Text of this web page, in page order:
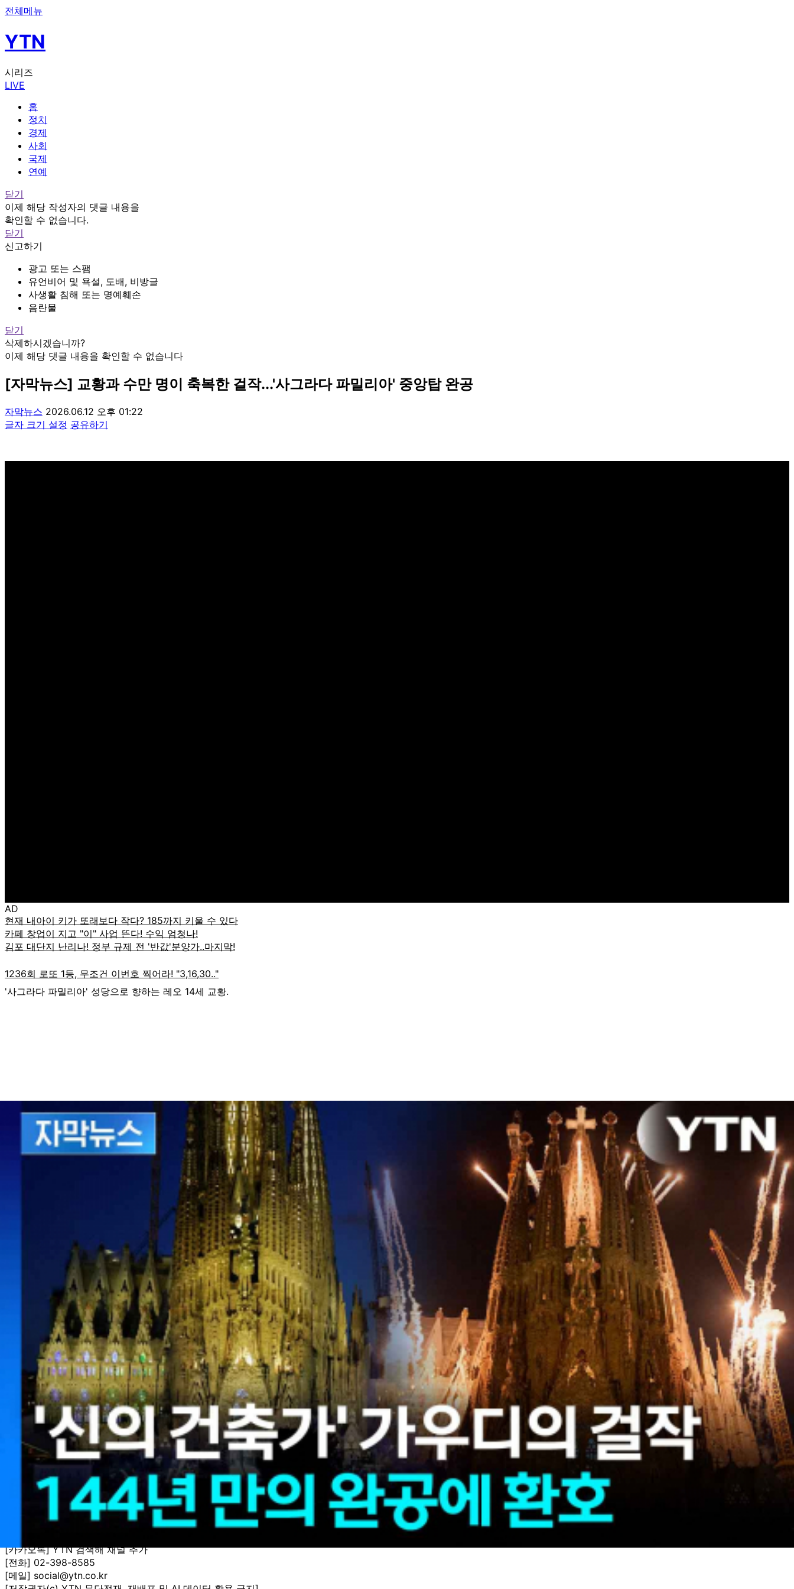
전체메뉴
YTN
시리즈
LIVE
홈
정치
경제
사회
국제
연예
닫기
이제 해당 작성자의 댓글 내용을
확인할 수 없습니다.
닫기
신고하기
광고 또는 스팸
유언비어 및 욕설, 도배, 비방글
사생활 침해 또는 명예훼손
음란물
닫기
삭제하시겠습니까?
이제 해당 댓글 내용을 확인할 수 없습니다
[자막뉴스] 교황과 수만 명이 축복한 걸작...'사그라다 파밀리아' 중앙탑 완공
자막뉴스 2026.06.12 오후 01:22
글자 크기 설정 공유하기
AD
'사그라다 파밀리아' 성당으로 향하는 레오 14세 교황.
바르셀로나 거리에 모인 수만 명의 인파가 열띤 환호를 보냅니다.
'신의 건축가'로 불리는 가우디 서거 100년이 된 날, 교황은 그의 미완성 걸작인 성당에서 추모 미사를 집전했습니다.
펠리페 6세 국왕과 페드로 산체스 총리 등 스페인 최고위급 인사도 대거 참석했습니다.
교황은 '사그라다 파밀리아'는 갈망과 약속이란 의미를 담은 아름다운 건축물이라며 고인을 기렸습니다.
[레오 14세 / 교황 : 신앙에서 영감을 받은 건축가로서, 존경받는 안토니 가우디는 예수 그리스도의 신비로운 삶에 대해 이야기하기 위해 이곳을 설계했습니다.]
미사가 끝난 뒤 교황은 성당의 중앙탑 '예수 그리스도 탑' 완공을 축복했습니다.
높이 172.5m의 탑이 완성되면서 '사그라다 파밀리아'는 세계에서 가장 높은 성당으로 등극했습니다.
1882년 착공해 144년 만에 외관 공사가 마무리된 겁니다.
교황의 방문을 계기로 성당의 최종 완공 시점에도 관심이 쏠리고 있습니다.
정문인 '영광의 파사드'와 성당 내부는 아직 공사 중이고 외부 대형 계단 설치도 남아 있는데, 2034년쯤은 돼야 마칠 수 있을 거라는 전망입니다.
가우디의 설계대로라면 출입구 앞쪽에 있는 집들을 철거해야 하지만 주민들이 반발하고 있어 이 문제를 해결해야 하는 과제가 남아 있습니다.
'사그라다 파밀리아'는 해마다 전 세계에서 490만 명이 몰리는 스페인 대표 명소로, 성당 외관만 구경하는 무료 방문객도 연간 2천만 명에 달하는 것으로 추산됩니다.
런던에서 YTN 조수현입니다.
영상편집ㅣ유현우
자막뉴스ㅣ최예은
[카카오톡] YTN 검색해 채널 추가
[전화] 02-398-8585
[메일] social@ytn.co.kr